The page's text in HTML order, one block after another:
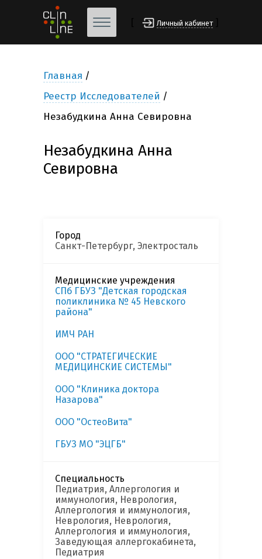
Личный кабинет
Главная
Реестр Исследователей
Незабудкина Анна Севировна
Незабудкина Анна
Севировна
Город
Санкт-Петербург, Электросталь
Медицинские учреждения
СПб ГБУЗ "Детская городская
поликлиника № 45 Невского
района"
ИМЧ РАН
ООО "СТРАТЕГИЧЕСКИЕ
МЕДИЦИНСКИЕ СИСТЕМЫ"
ООО "Клиника доктора
Назарова"
ООО "ОстеоВита"
ГБУЗ МО "ЭЦГБ"
Специальность
Педиатрия, Аллергология и
иммунология, Неврология,
Аллергология и иммунология,
Неврология, Неврология,
Аллергология и иммунология,
Заведующая аллергокабинета,
Педиатрия